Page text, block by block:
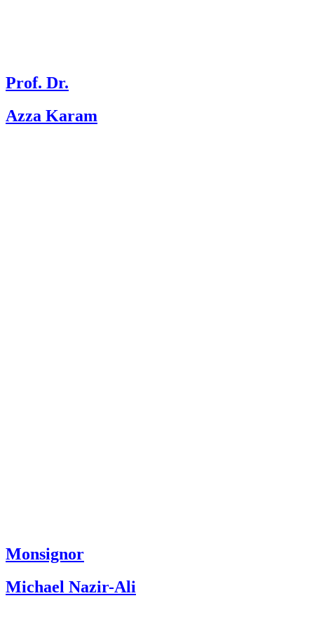
Prof. Dr.
Azza Karam
Monsignor
Michael Nazir-Ali